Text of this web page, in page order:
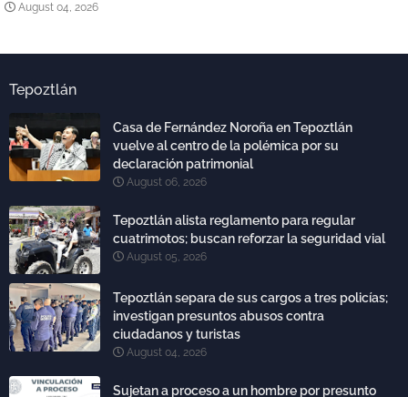
August 04, 2026
Tepoztlán
Casa de Fernández Noroña en Tepoztlán
vuelve al centro de la polémica por su
declaración patrimonial
August 06, 2026
Tepoztlán alista reglamento para regular
cuatrimotos; buscan reforzar la seguridad vial
August 05, 2026
Tepoztlán separa de sus cargos a tres policías;
investigan presuntos abusos contra
ciudadanos y turistas
August 04, 2026
Sujetan a proceso a un hombre por presunto